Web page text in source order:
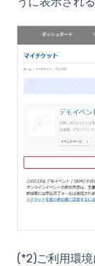
(*2)ご利用環